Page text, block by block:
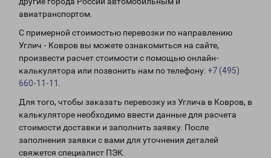
авиатранспортом.
С примерной стоимостью перевозки по направлению
Углич - Ковров вы можете ознакомиться на сайте,
произвести расчет стоимости с помощью онлайн-
калькулятора или позвонить нам по телефону: +7 (495)
660-11-11
Для того, чтобы заказать перевозку из Углича в Ковров, в
калькуляторе необходимо ввести данные для расчета
стоимости доставки и заполнить заявку. После
заполнения заявки с вами для уточнения деталей
свяжется специалист ПЭК.